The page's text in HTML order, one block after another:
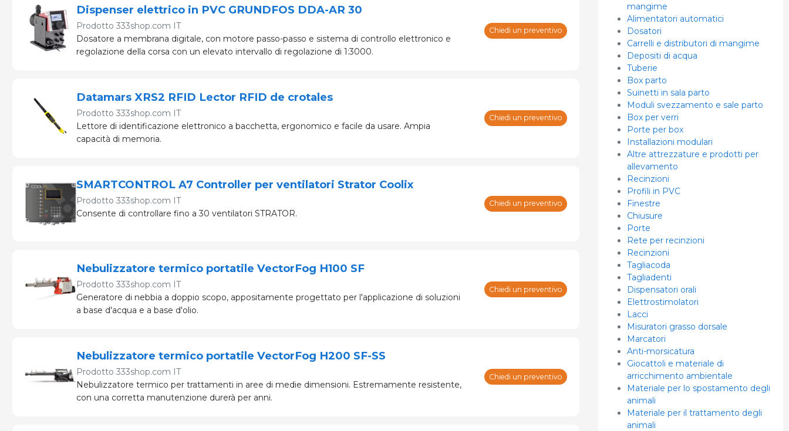
Dispenser elettrico in PVC GRUNDFOS DDA-AR 30
Prodotto 333shop.com IT
Dosatore a membrana digitale, con motore passo-passo e sistema di controllo elettronico e
regolazione della corsa con un elevato intervallo di regolazione di 1:3000.
Chiedi un preventivo
Datamars XRS2 RFID Lector RFID de crotales
Prodotto 333shop.com IT
Lettore di identificazione elettronico a bacchetta, ergonomico e facile da usare. Ampia
capacità di memoria.
Chiedi un preventivo
SMARTCONTROL A7 Controller per ventilatori Strator Coolix
Prodotto 333shop.com IT
Consente di controllare fino a 30 ventilatori STRATOR.
Chiedi un preventivo
Nebulizzatore termico portatile VectorFog H100 SF
Prodotto 333shop.com IT
Generatore di nebbia a doppio scopo, appositamente progettato per l'applicazione di soluzioni
a base d'acqua e a base d'olio.
Chiedi un preventivo
Nebulizzatore termico portatile VectorFog H200 SF-SS
Prodotto 333shop.com IT
Nebulizzatore termico per trattamenti in aree di medie dimensioni. Estremamente resistente,
con una corretta manutenzione durerà per anni.
Chiedi un preventivo
mangime
Alimentatori automatici
Dosatori
Carrelli e distributori di mangime
Depositi di acqua
Tuberie
Box parto
Suinetti in sala parto
Moduli svezzamento e sale parto
Box per verri
Porte per box
Installazioni modulari
Altre attrezzature e prodotti per
allevamento
Recinzioni
Profili in PVC
Finestre
Chiusure
Porte
Rete per recinzioni
Recinzioni
Tagliacoda
Tagliadenti
Dispensatori orali
Elettrostimolatori
Lacci
Misuratori grasso dorsale
Marcatori
Anti-morsicatura
Giocattoli e materiale di
arricchimento ambientale
Materiale per lo spostamento degli
animali
Materiale per il trattamento degli
animali